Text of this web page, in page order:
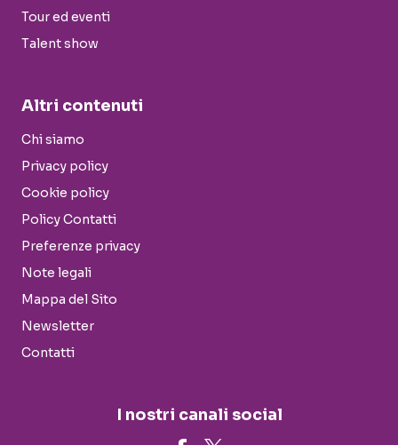
Tour ed eventi
Talent show
Altri contenuti
Chi siamo
Privacy policy
Cookie policy
Policy Contatti
Preferenze privacy
Note legali
Mappa del Sito
Newsletter
Contatti
I nostri canali social